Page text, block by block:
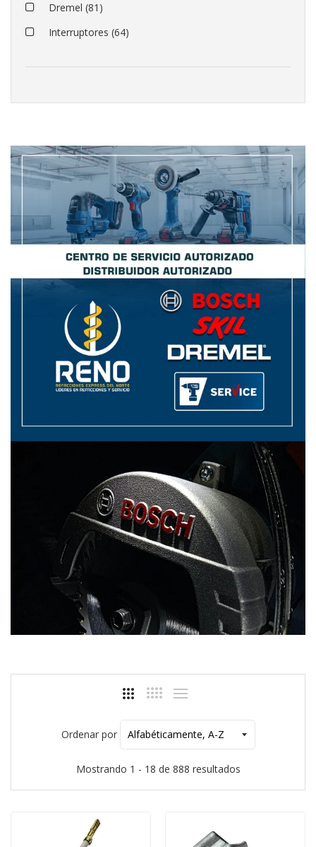
Ordenar por
Mostrando 1 - 18 de 888 resultados
Dremel (81)
Interruptores (64)